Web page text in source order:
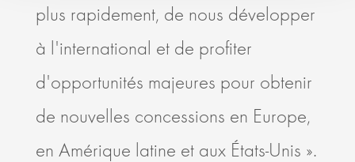
plus rapidement, de nous développer
à l'international et de profiter
d'opportunités majeures pour obtenir
de nouvelles concessions en Europe,
en Amérique latine et aux États-Unis ».